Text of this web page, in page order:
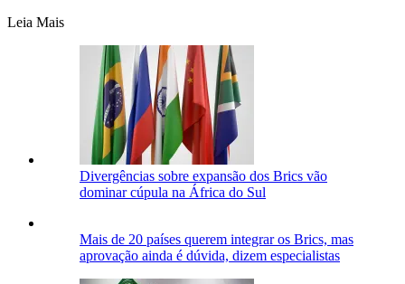
Leia Mais
Divergências sobre expansão dos Brics vão
dominar cúpula na África do Sul
Mais de 20 países querem integrar os Brics, mas
aprovação ainda é dúvida, dizem especialistas